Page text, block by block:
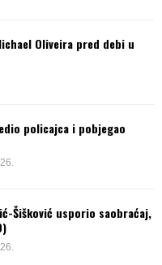
Oliveira pred debi u
policajca i pobjegao
Šišković usporio saobraćaj,